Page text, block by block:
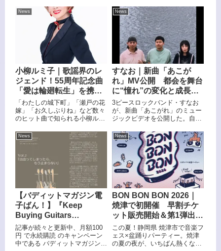
GUITAR, NO LIFE.」〜
楽しく学べるギター雑学
〜 Vol.9「 アコースティ
ック・ギターの種類 」 〜
特殊なギター その3〜 ハ
ープ・ギター、本日
3/10(火)12：00 公開！
10弾！記事が続々と更新中、月
額100円 で永続購読 のキャンペ
ーン中である バディットマガジ
ン電子ばん！
News
小柳ルミ子｜歌謡界のレ
ジェンド！55周年記念曲
「愛は輪廻転生」を携
え、約30年振りとなる大
阪でのライブを開催！
「わたしの城下町」「瀬戸の花
嫁」「お久しぶりね」など数々
のヒット曲で知られる小柳ルミ
サンケイホールブリーゼでのラ
イブを開催。今年は書籍『毎日
少しずつ、柔らかい体にな
る！』の発表や、新曲「愛は輪
廻転生」（通算58...
News
すなお｜新曲「あこが
れ」MV公開 都会を舞台
に“憧れ”の変化と成長を
描く
3ピースロックバンド・すなお
が、新曲「あこがれ」のミュー
ジックビデオを公開した。自然
らだが、今作では都会のロケー
ションを中心に撮影を実施。楽
曲に込められた想いを映像でも
印象的に描き出した作品となっ
ている。監督は小林一真が務め
た。楽器
News
【バディットマガジン電
子ばん！】『Keep
Buying Guitars
Forever』～ギターが欲
しくて、欲しくて止まら
ない Vol.2「出会ってしま
記事が続々と更新中、月額100
円 で永続購読 のキャンペーン
中である バディットマガジン電
News
BON BON BON 2026｜
焼津で初開催 早割チケ
ット販売開始＆第1弾出演
アーティスト発表
この夏！静岡県 焼津市で音楽フ
ェス×盆踊りパーティー。焼津
の夏の夜が、いちばん熱くなる